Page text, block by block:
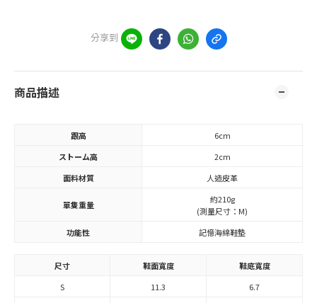
分享到
商品描述
跟高
6cm
ストーム高
2cm
面料材質
人造皮革
單隻重量
約210g
(測量尺寸：M)
功能性
記憶海綿鞋墊
尺寸 鞋面寬度
鞋底寬度
S
11.3
6.7